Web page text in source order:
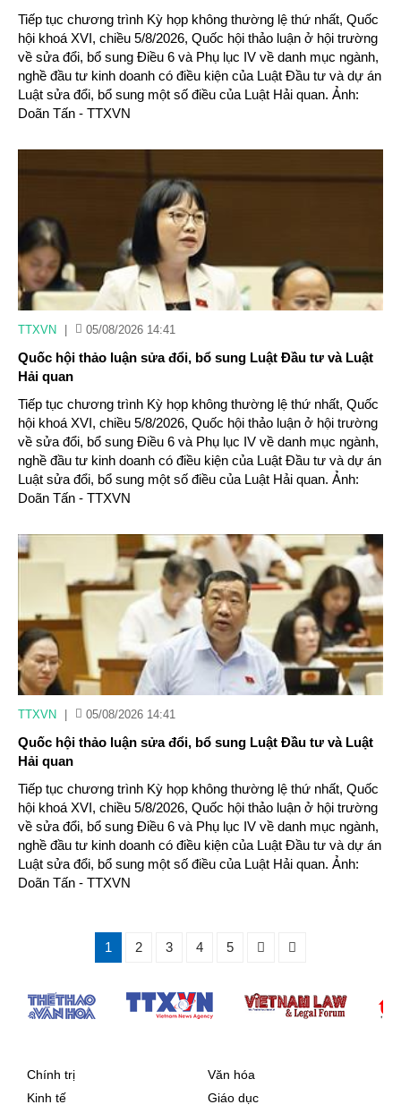
Tiếp tục chương trình Kỳ họp không thường lệ thứ nhất, Quốc
hội khoá XVI, chiều 5/8/2026, Quốc hội thảo luận ở hội trường
về sửa đổi, bổ sung Điều 6 và Phụ lục IV về danh mục ngành,
nghề đầu tư kinh doanh có điều kiện của Luật Đầu tư và dự án
Luật sửa đổi, bổ sung một số điều của Luật Hải quan. Ảnh:
Doãn Tấn - TTXVN
TTXVN 05/08/2026 14:41
Quốc hội thảo luận sửa đổi, bổ sung Luật Đầu tư và Luật
Hải quan
Tiếp tục chương trình Kỳ họp không thường lệ thứ nhất, Quốc
hội khoá XVI, chiều 5/8/2026, Quốc hội thảo luận ở hội trường
về sửa đổi, bổ sung Điều 6 và Phụ lục IV về danh mục ngành,
nghề đầu tư kinh doanh có điều kiện của Luật Đầu tư và dự án
Luật sửa đổi, bổ sung một số điều của Luật Hải quan. Ảnh:
Doãn Tấn - TTXVN
TTXVN 05/08/2026 14:41
Quốc hội thảo luận sửa đổi, bổ sung Luật Đầu tư và Luật
Hải quan
Tiếp tục chương trình Kỳ họp không thường lệ thứ nhất, Quốc
hội khoá XVI, chiều 5/8/2026, Quốc hội thảo luận ở hội trường
về sửa đổi, bổ sung Điều 6 và Phụ lục IV về danh mục ngành,
nghề đầu tư kinh doanh có điều kiện của Luật Đầu tư và dự án
Luật sửa đổi, bổ sung một số điều của Luật Hải quan. Ảnh:
Doãn Tấn - TTXVN
1 2 3 4 5
Chính trị
Kinh tế
Văn hóa
Giáo dục